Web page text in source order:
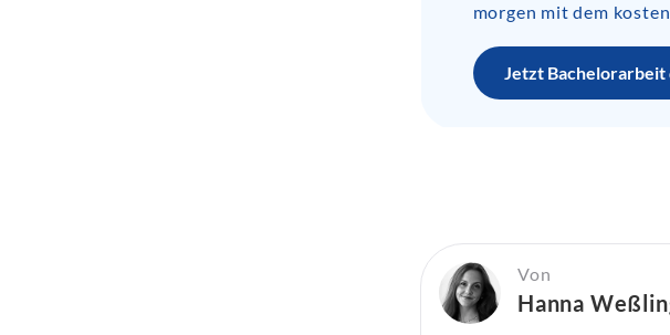
morgen mit dem
Jetzt Bachelorarbeit
Von
Hanna